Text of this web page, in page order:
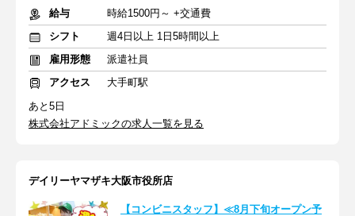
給与
時給1500円～ +交通費
シフト
週4日以上 1日5時間以上
雇用形態
派遣社員
アクセス
大手町駅
あと5日
株式会社アドミックの求人一覧を見る
デイリーヤマザキ大阪市役所店
【コンビニスタッフ】≪8月下旬オープン予